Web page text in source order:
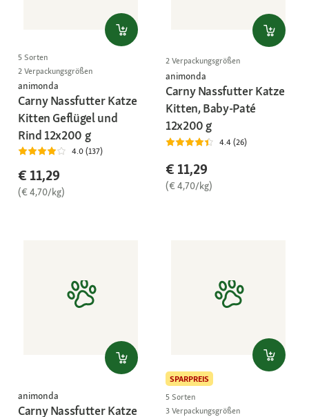
5 Sorten
2 Verpackungsgrößen
animonda
Carny Nassfutter Katze
Kitten Geflügel und
Rind 12x200 g
4.0 (137)
€ 11,29
(€ 4,70/kg)
2 Verpackungsgrößen
animonda
Carny Nassfutter Katze
Kitten, Baby-Paté
12x200 g
4.4 (26)
€ 11,29
(€ 4,70/kg)
animonda
Carny Nassfutter Katze
SPARPREIS
5 Sorten
3 Verpackungsgrößen